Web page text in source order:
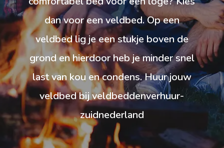
dan voor een veldbed. Op een
veldbed lig je een stukje boven de
grond en hierdoor heb je minder snel
last van kou en condens. Huur jouw
veldbed bij veldbeddenverhuur-
zuidnederland